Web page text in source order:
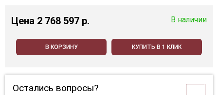
Цена 2 768 597 p. В наличии
В КОРЗИНУ КУПИТЬ В 1 КЛИК
Остались вопросы?